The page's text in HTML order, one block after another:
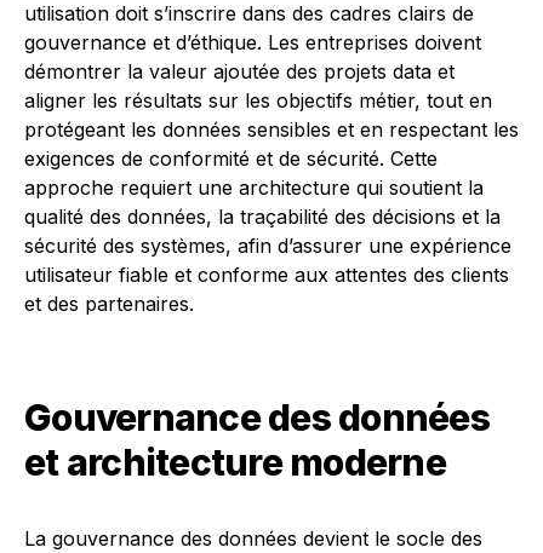
utilisation doit s’inscrire dans des cadres clairs de
gouvernance et d’éthique. Les entreprises doivent
démontrer la valeur ajoutée des projets data et
aligner les résultats sur les objectifs métier, tout en
protégeant les données sensibles et en respectant les
exigences de conformité et de sécurité. Cette
approche requiert une architecture qui soutient la
qualité des données, la traçabilité des décisions et la
sécurité des systèmes, afin d’assurer une expérience
utilisateur fiable et conforme aux attentes des clients
et des partenaires.
Gouvernance des données
et architecture moderne
La gouvernance des données devient le socle des